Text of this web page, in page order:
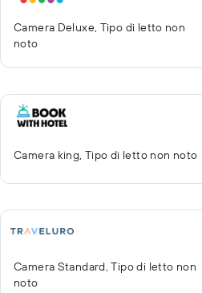
Camera Deluxe, Tipo di letto non
noto
Camera king, Tipo di letto non noto
Camera Standard, Tipo di letto non
noto